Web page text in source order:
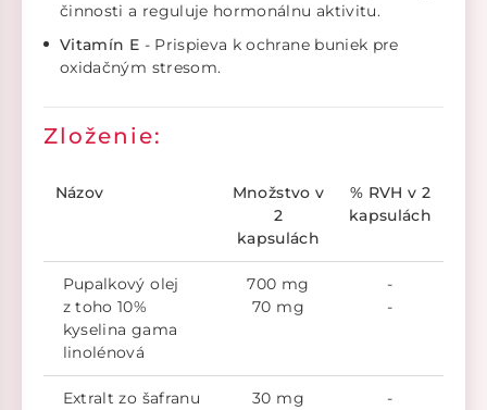
činnosti a reguluje hormonálnu aktivitu.
Vitamín E - Prispieva k ochrane buniek pre
oxidačným stresom.
Zloženie:
Názov
Množstvo v
2
kapsulách
% RVH v 2
kapsulách
Pupalkový olej
z toho 10%
kyselina gama
linolénová
700 mg
70 mg
-
-
Extralt zo šafranu
30 mg
-